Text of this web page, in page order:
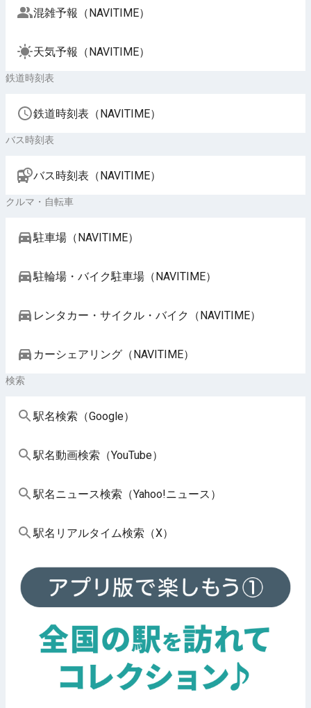
混雑予報（NAVITIME）
天気予報（NAVITIME）
鉄道時刻表
鉄道時刻表（NAVITIME）
バス時刻表
バス時刻表（NAVITIME）
クルマ・自転車
駐車場（NAVITIME）
駐輪場・バイク駐車場（NAVITIME）
レンタカー・サイクル・バイク（NAVITIME）
カーシェアリング（NAVITIME）
検索
駅名検索（Google）
駅名動画検索（YouTube）
駅名ニュース検索（Yahoo!ニュース）
駅名リアルタイム検索（X）